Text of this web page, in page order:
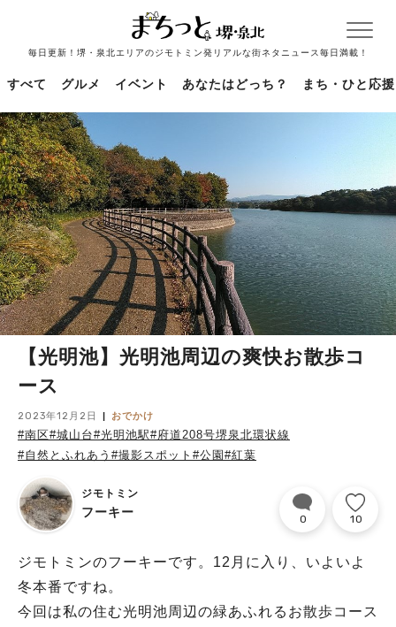
毎日更新！堺・泉北エリアのジモトミン発リアルな街ネタニュース毎日満載！
すべて グルメ イベント あなたはどっち？ まち・ひと応援
【光明池】光明池周辺の爽快お散歩コ
ース
2023年12月2日 おでかけ
#南区#城山台#光明池駅#府道208号堺泉北環状線
#自然とふれあう #撮影スポット #公園 #紅葉
ジモトミン
フーキー 0 10
ジモトミンのフーキーです。12月に入り、いよいよ
冬本番ですね。
今回は私の住む光明池周辺の緑あふれるお散歩コース